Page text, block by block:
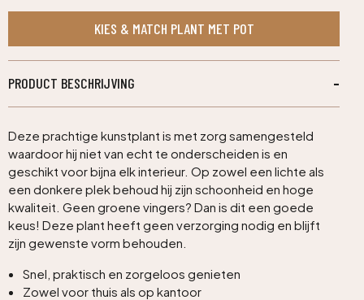
275cm
KIES & MATCH PLANT MET POT
PRODUCT BESCHRIJVING
Deze prachtige kunstplant is met zorg samengesteld
waardoor hij niet van echt te onderscheiden is en
geschikt voor bijna elk interieur. Op zowel een lichte als
een donkere plek behoud hij zijn schoonheid en hoge
kwaliteit. Geen groene vingers? Dan is dit een goede
keus! Deze plant heeft geen verzorging nodig en blijft
zijn gewenste vorm behouden.
Snel, praktisch en zorgeloos genieten
Zowel voor thuis als op kantoor